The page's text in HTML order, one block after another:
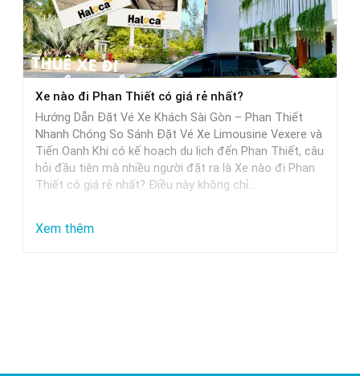
đi
Phan
Thiết
mất
bao
nhiêu
tiếng
khi
di
Xe nào đi Phan Thiết có giá rẻ nhất?
Hướng Dẫn Đặt Vé Xe Khách Sài Gòn – Phan Thiết
Nhanh Chóng So Sánh Đặt Vé Xe Limousine Vexere và
Tiến Oanh Khi có kế hoạch du lịch đến Phan Thiết, câu
hỏi đầu tiên mà nhiều người đặt ra là Xe nào đi Phan
Thiết có giá rẻ nhất? Điều này không chỉ…
Xem thêm: